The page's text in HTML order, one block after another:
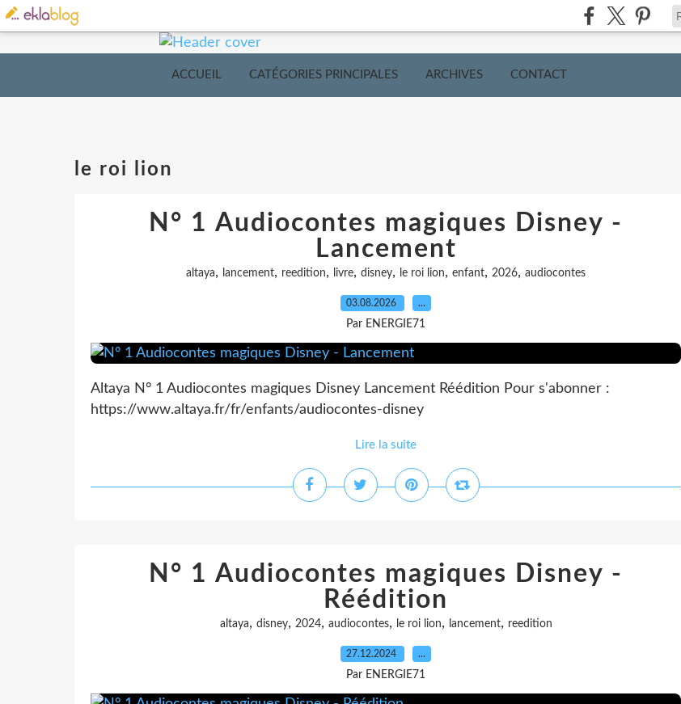
ACCUEIL CATÉGORIES PRINCIPALES ARCHIVES CONTACT
le roi lion
N° 1 Audiocontes magiques Disney -
Lancement
altaya, lancement, reedition, livre, disney, le roi lion, enfant, 2026, audiocontes
03.08.2026 …
Par ENERGIE71
Altaya N° 1 Audiocontes magiques Disney Lancement Réédition Pour s'abonner :
https://www.altaya.fr/fr/enfants/audiocontes-disney
Lire la suite
N° 1 Audiocontes magiques Disney -
Réédition
altaya, disney, 2024, audiocontes, le roi lion, lancement, reedition
27.12.2024 …
Par ENERGIE71